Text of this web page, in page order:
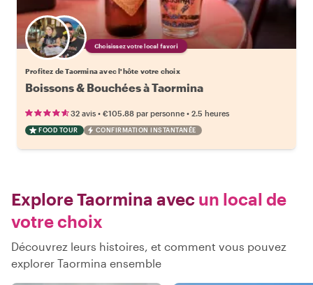
Choisissez votre local favori
Profitez de Taormina avec l'hôte votre choix
Boissons & Bouchées à Taormina
32 avis • €105.88 par personne • 2.5 heures
FOOD TOUR CONFIRMATION INSTANTANÉE
Explore Taormina avec un local de
votre choix
Découvrez leurs histoires, et comment vous pouvez
explorer Taormina ensemble